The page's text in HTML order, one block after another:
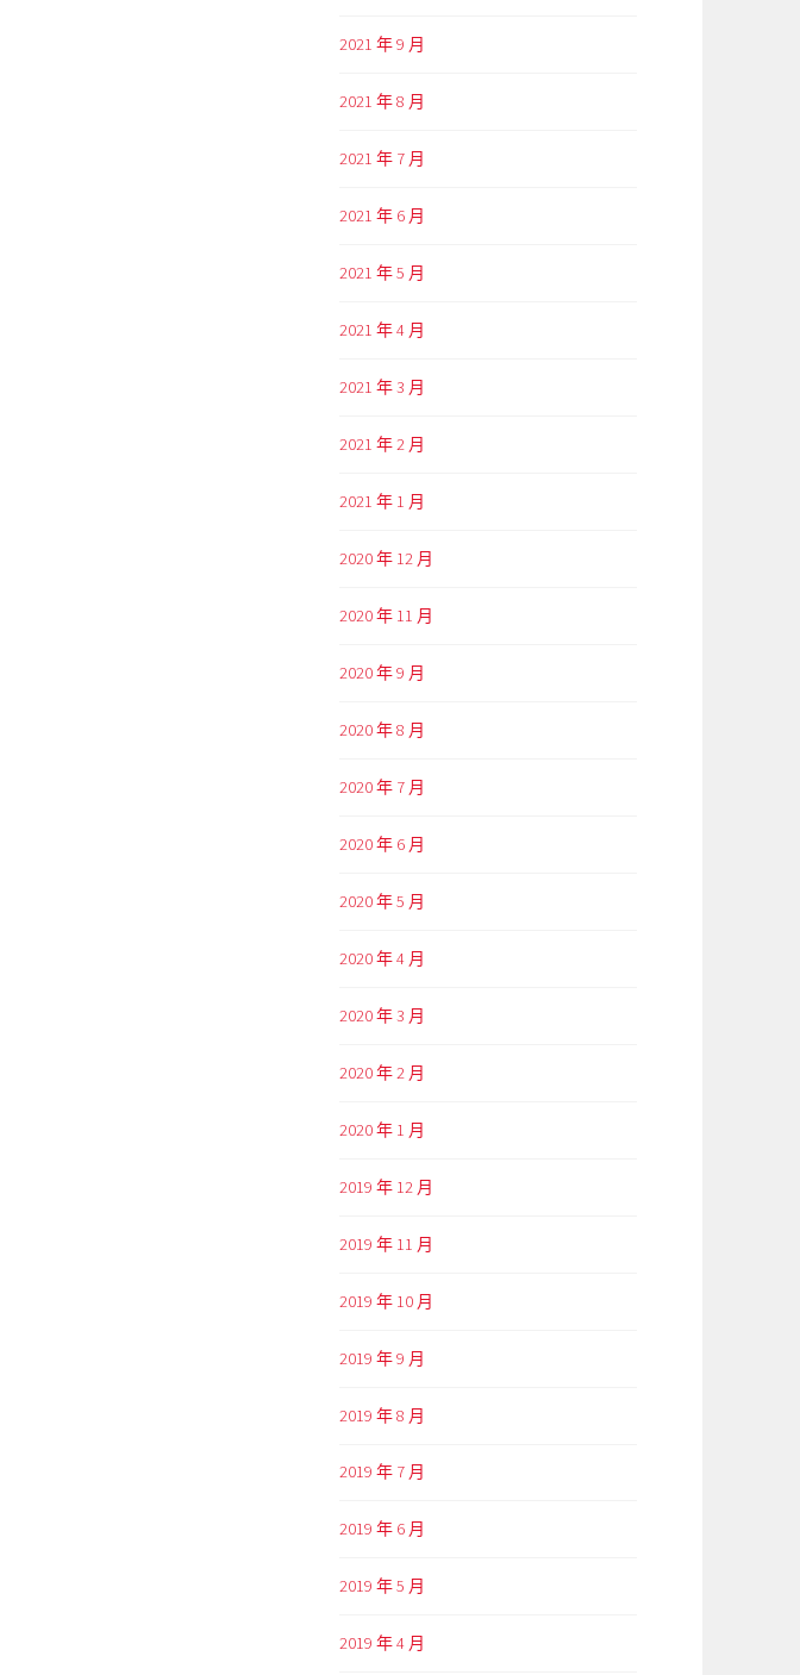
2021 年 9 月
2021 年 8 月
2021 年 7 月
2021 年 6 月
2021 年 5 月
2021 年 4 月
2021 年 3 月
2021 年 2 月
2021 年 1 月
2020 年 12 月
2020 年 11 月
2020 年 9 月
2020 年 8 月
2020 年 7 月
2020 年 6 月
2020 年 5 月
2020 年 4 月
2020 年 3 月
2020 年 2 月
2020 年 1 月
2019 年 12 月
2019 年 11 月
2019 年 10 月
2019 年 9 月
2019 年 8 月
2019 年 7 月
2019 年 6 月
2019 年 5 月
2019 年 4 月